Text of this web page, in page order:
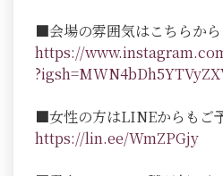
■会場の雰囲気はこちらか
https://
■女性の方はLINEからもご
https://lin.ee/WmZPGjy